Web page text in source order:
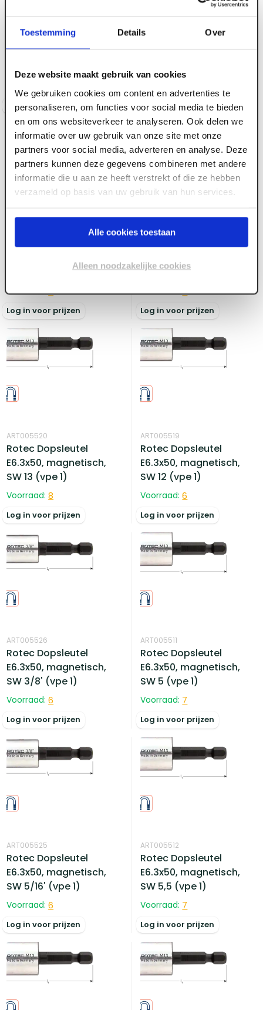
Toestemming Details Over
Deze website maakt gebruik van cookies
We gebruiken cookies om content en advertenties te
personaliseren, om functies voor social media te bieden
en om ons websiteverkeer te analyseren. Ook delen we
informatie over uw gebruik van onze site met onze
partners voor social media, adverteren en analyse. Deze
partners kunnen deze gegevens combineren met andere
informatie die u aan ze heeft verstrekt of die ze hebben
verzameld op basis van uw gebruik van hun services.
Alle cookies toestaan
Alleen noodzakelijke cookies
Rotec Dopsleutel extra
diep E6,3 bitopname SW
Log in voor prijzen
Rotec Dopsleutel
Log in voor prijzen
Rotec Dopsleutel
Voorraad: 7
Log in voor prijzen
ART005517
Rotec Dopsleutel
SW 10 (vpe 1)
Voorraad: 7
Log in voor prijzen
ART005520
Rotec Dopsleutel
E6.3x50, magnetisch,
SW 13 (vpe 1)
Voorraad: 8
Log in voor prijzen
ART005519
Rotec Dopsleutel
E6.3x50, magnetisch,
SW 12 (vpe 1)
Voorraad: 6
Log in voor prijzen
ART005526
Rotec Dopsleutel
E6.3x50, magnetisch,
SW 3/8' (vpe 1)
Voorraad: 6
Log in voor prijzen
ART005511
Rotec Dopsleutel
E6.3x50, magnetisch,
SW 5 (vpe 1)
Voorraad: 7
Log in voor prijzen
ART005525
Rotec Dopsleutel
E6.3x50, magnetisch,
SW 5/16' (vpe 1)
Voorraad: 6
Log in voor prijzen
ART005512
Rotec Dopsleutel
E6.3x50, magnetisch,
SW 5,5 (vpe 1)
Voorraad: 7
Log in voor prijzen